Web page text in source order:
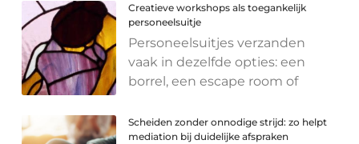
Creatieve workshops als toegankelijk
personeelsuitje
Personeelsuitjes verzanden
vaak in dezelfde opties: een
borrel, een escape room of
Scheiden zonder onnodige strijd: zo helpt
mediation bij duidelijke afspraken